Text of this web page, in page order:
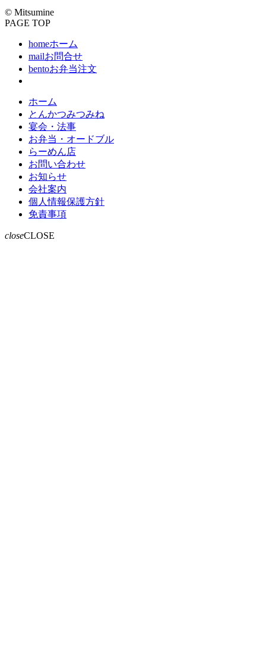
© Mitsumine
PAGE TOP
homeホーム
mailお問合せ
bentoお弁当注文
ホーム
とんかつみつみね
宴会・法事
お弁当・オードブル
らーめん店
お問い合わせ
お知らせ
会社案内
個人情報保護方針
免責事項
closeCLOSE